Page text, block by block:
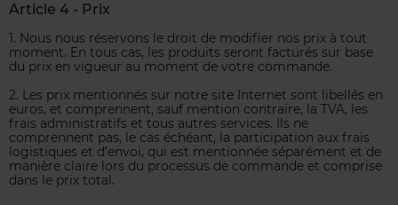
Article 4 - Prix
1. Nous nous réservons le droit de modifier nos prix à tout
moment. En tous cas, les produits seront facturés sur base
du prix en vigueur au moment de votre commande.
2. Les prix mentionnés sur notre site Internet sont libellés en
euros, et comprennent, sauf mention contraire, la TVA, les
frais administratifs et tous autres services. Ils ne
comprennent pas, le cas échéant, la participation aux frais
logistiques et d’envoi, qui est mentionnée séparément et de
manière claire lors du processus de commande et comprise
dans le prix total.